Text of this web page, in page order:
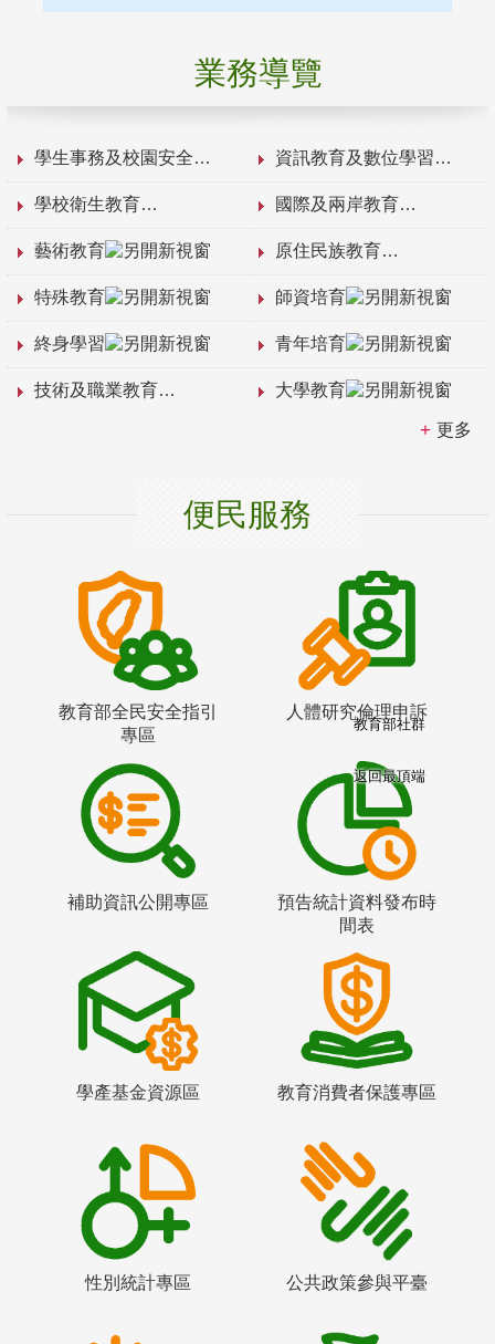
業務導覽
學生事務及校園安全 資訊教育及數位學習
學校衛生教育 國際及兩岸教育
藝術教育 原住民族教育
特殊教育 師資培育
終身學習 青年培育
技術及職業教育 大學教育
更多
便民服務
教育部全民安全指引
專區
人體研究倫理申訴
補助資訊公開專區
預告統計資料發布時
間表
學產基金資源區 教育消費者保護專區
性別統計專區 公共政策參與平臺
教育部社群
返回最頂端